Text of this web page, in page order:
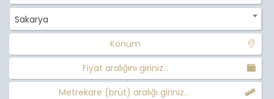
Sakarya
Konum
Fiyat aralığını giriniz...
Metrekare (brüt) aralığı giriniz...